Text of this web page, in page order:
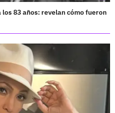
83 años: revelan cómo fueron